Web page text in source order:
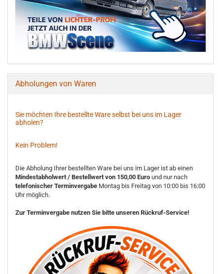
Abholungen von Waren
Sie möchten Ihre bestellte Ware selbst bei uns im Lager
abholen?
Kein Problem!
Die Abholung Ihrer bestellten Ware bei uns im Lager ist ab einen
Mindestabholwert / Bestellwert von 150,00 Euro und nur nach
telefonischer Terminvergabe Montag bis Freitag von 10:00 bis 16:00
Uhr möglich.
Zur Terminvergabe nutzen Sie bitte unseren Rückruf-Service!